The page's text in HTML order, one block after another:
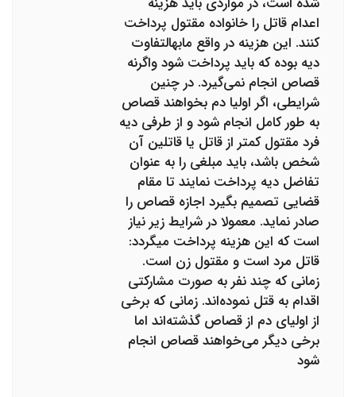
اعدام قاتل را خانواده مقتول پرداخت
کنند. این هزینه در واقع مابه­التفاوت
دیه بوده که باید پرداخت شود واگرنه
قصاص انجام نمی‌گیرد. در چنین
شرایطی، اگر اولیا دم بخواهند قصاص
به طور کامل انجام شود و از طرفی دیه
فرد مقتول کمتر از قاتل یا قاتلین آن
شخص باشد، باید مبلغی را به عنوان
تفاضل دیه پرداخت نمایند تا مقام
قضایی تصمیم بگیرد اجازه قصاص را
صادر نماید. معمولا در شرایط زیر نیاز
است که این هزینه پرداخت می­گردد:
قاتل مرد است و مقتول زن است.
زمانی که چند نفر به صورت مشارکتی
اقدام به قتل نموده‌اند. زمانی که برخی
از اولیای دم از قصاص گذشته‌اند اما
برخی دیگر می‌خواهند قصاص انجام
شود